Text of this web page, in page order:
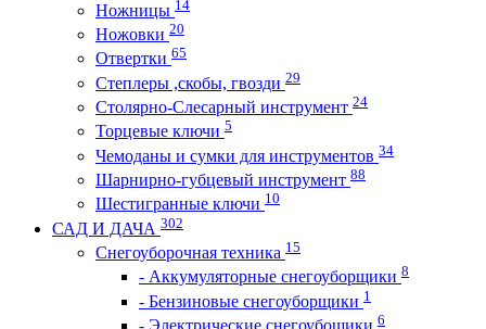
Ножницы 14
Ножовки 20
Отвертки 65
Степлеры ,скобы, гвозди 29
Столярно-Слесарный инструмент 24
Торцевые ключи 5
Чемоданы и сумки для инструментов 34
Шарнирно-губцевый инструмент 88
Шестигранные ключи 10
САД И ДАЧА 302
Снегоуборочная техника 15
- Аккумуляторные снегоуборщики 8
- Бензиновые снегоуборщики 1
- Электрические снегоубощики 6